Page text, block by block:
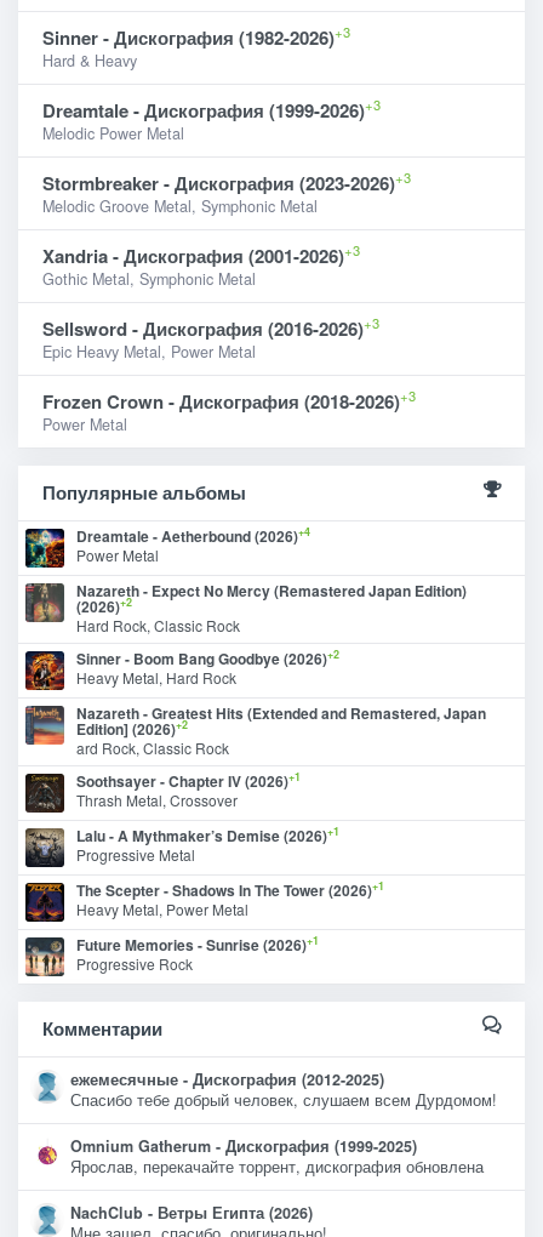
Sinner - Дискография (1982-2026)+3
Hard & Heavy
Dreamtale - Дискография (1999-2026)+3
Melodic Power Metal
Stormbreaker - Дискография (2023-2026)+3
Melodic Groove Metal, Symphonic Metal
Xandria - Дискография (2001-2026)+3
Gothic Metal, Symphonic Metal
Sellsword - Дискография (2016-2026)+3
Epic Heavy Metal, Power Metal
Frozen Crown - Дискография (2018-2026)+3
Power Metal
Популярные альбомы
Dreamtale - Aetherbound (2026)+4
Power Metal
Nazareth - Expect No Mercy (Remastered Japan Edition)
(2026)+2
Hard Rock, Classic Rock
Sinner - Boom Bang Goodbye (2026)+2
Heavy Metal, Hard Rock
Nazareth - Greatest Hits (Extended and Remastered, Japan
Edition] (2026)+2
ard Rock, Classic Rock
Soothsayer - Chapter IV (2026)+1
Thrash Metal, Crossover
Lalu - A Mythmaker’s Demise (2026)+1
Progressive Metal
The Scepter - Shadows In The Tower (2026)+1
Heavy Metal, Power Metal
Future Memories - Sunrise (2026)+1
Progressive Rock
Комментарии
ежемесячные - Дискография (2012-2025)
Спасибо тебе добрый человек, слушаем всем Дурдомом!
Omnium Gatherum - Дискография (1999-2025)
Ярослав, перекачайте торрент, дискография обновлена
NachClub - Ветры Египта (2026)